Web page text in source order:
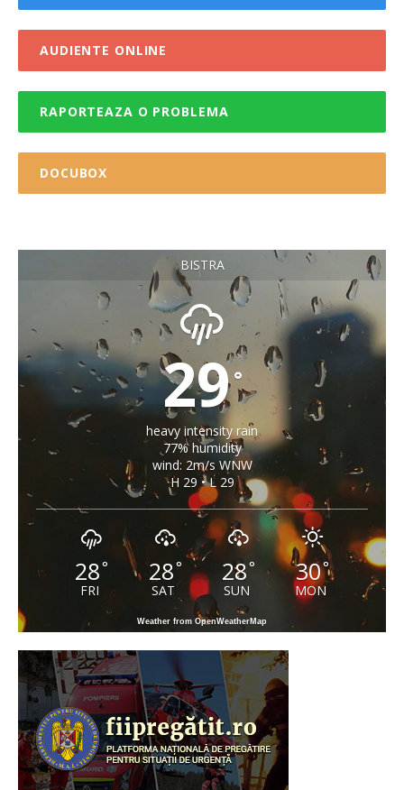
AUDIENTE ONLINE
RAPORTEAZA O PROBLEMA
DOCUBOX
BISTRA
29°
heavy intensity rain
77% humidity
wind: 2m/s WNW
H 29 • L 29
28°
FRI
28°
SAT
28°
SUN
30°
MON
Weather from OpenWeatherMap